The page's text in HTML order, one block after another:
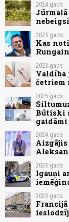
2024.gads
2025.gads
Kas
2023.gads
Valdība
četriem
2025.gads
Būtiski
gaidāmi
2024.gads
2023.gads
Igauņi
2023.gads